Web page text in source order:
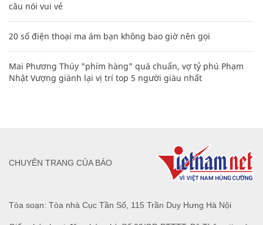
câu nói vui vẻ
20 số điện thoại ma ám bạn không bao giờ nên gọi
Mai Phương Thúy "phím hàng" quá chuẩn, vợ tỷ phú Phạm
Nhật Vượng giành lại vị trí top 5 người giàu nhất
Tòa soạn: Tòa nhà Cục Tần Số, 115 Trần Duy Hưng Hà Nội
CHUYÊN TRANG CỦA BÁO